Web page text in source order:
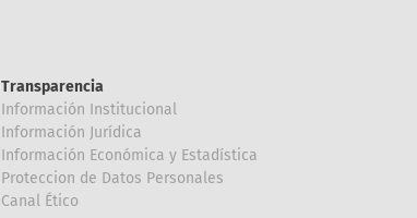
Transparencia
Información Institucional
Información Jurídica
Información Económica y Estadística
Proteccion de Datos Personales
Canal Ético